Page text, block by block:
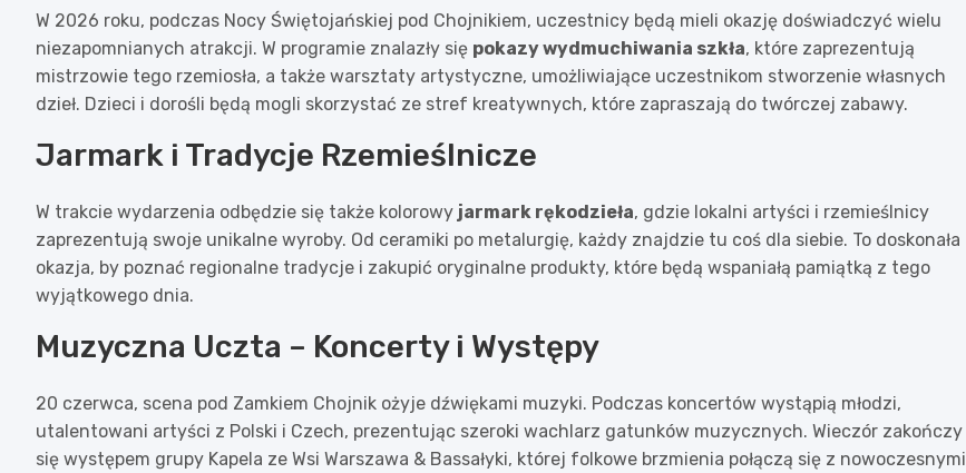
W 2026 roku, podczas Nocy Świętojańskiej pod Chojnikiem, uczestnicy będą mieli okazję doświadczyć wielu
niezapomnianych atrakcji. W programie znalazły się pokazy wydmuchiwania szkła, które zaprezentują
mistrzowie tego rzemiosła, a także warsztaty artystyczne, umożliwiające uczestnikom stworzenie własnych
dzieł. Dzieci i dorośli będą mogli skorzystać ze stref kreatywnych, które zapraszają do twórczej zabawy.
Jarmark i Tradycje Rzemieślnicze
W trakcie wydarzenia odbędzie się także kolorowy jarmark rękodzieła, gdzie lokalni artyści i rzemieślnicy
zaprezentują swoje unikalne wyroby. Od ceramiki po metalurgię, każdy znajdzie tu coś dla siebie. To doskonała
okazja, by poznać regionalne tradycje i zakupić oryginalne produkty, które będą wspaniałą pamiątką z tego
wyjątkowego dnia.
Muzyczna Uczta – Koncerty i Występy
20 czerwca, scena pod Zamkiem Chojnik ożyje dźwiękami muzyki. Podczas koncertów wystąpią młodzi,
utalentowani artyści z Polski i Czech, prezentując szeroki wachlarz gatunków muzycznych. Wieczór zakończy
się występem grupy Kapela ze Wsi Warszawa & Bassałyki, której folkowe brzmienia połączą się z nowoczesnymi